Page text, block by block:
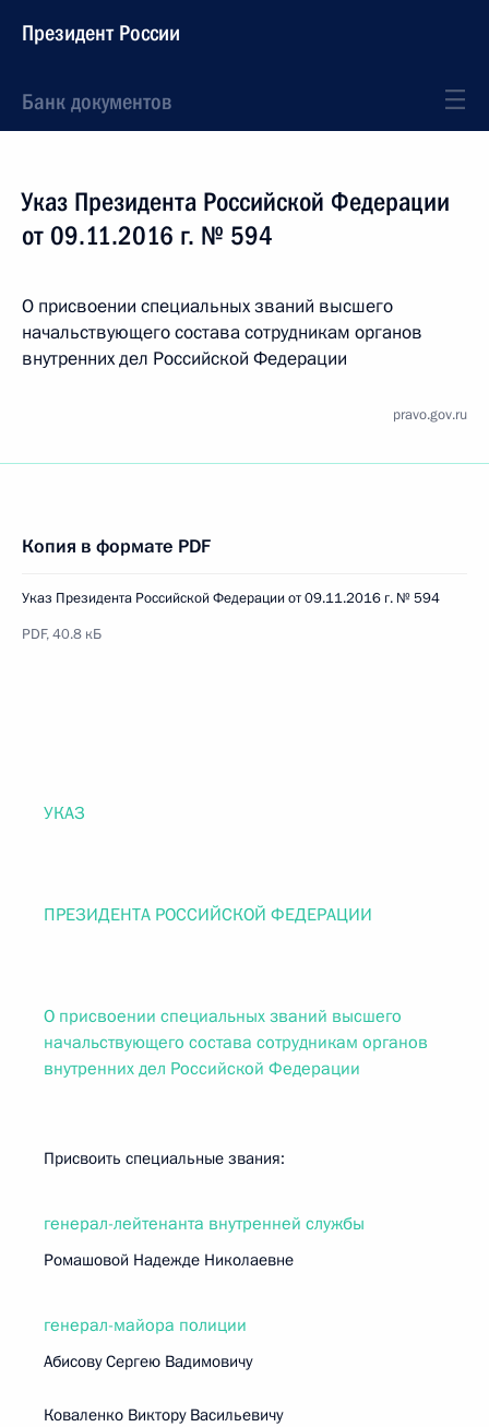
Президент России
Банк документов
Указ Президента Российской Федерации
от 09.11.2016 г. № 594
О присвоении специальных званий высшего
начальствующего состава сотрудникам органов
внутренних дел Российской Федерации
pravo.gov.ru
Копия в формате PDF
Указ Президента Российской Федерации от 09.11.2016 г. № 594
PDF, 40.8 кБ
УКАЗ
ПРЕЗИДЕНТА РОССИЙСКОЙ ФЕДЕРАЦИИ
О присвоении специальных званий высшего
начальствующего состава сотрудникам органов
внутренних дел Российской Федерации
Присвоить специальные звания:
генерал-лейтенанта внутренней службы
Ромашовой Надежде Николаевне
генерал-майора полиции
Абисову Сергею Вадимовичу
Коваленко Виктору Васильевичу